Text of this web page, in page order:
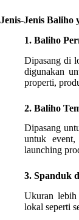
Jenis-Jenis Baliho
1. Baliho
Dipasang di
digunakan
properti,
2. Baliho
Dipasang
untuk
launching
3. Spanduk
Ukuran
lokal seperti